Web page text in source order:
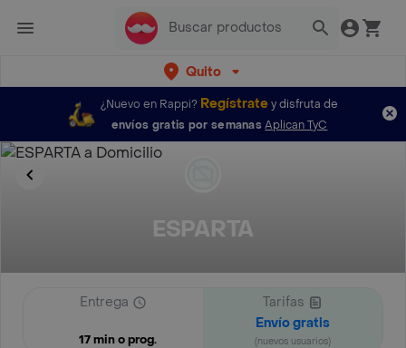
Quito
¿Nuevo en Rappi? Regístratey disfruta de
envíos gratis por semanas Aplican TyC
ESPARTA
Entrega
17 min o prog.
Tarifas
Envío gratis
(nuevos usuarios)